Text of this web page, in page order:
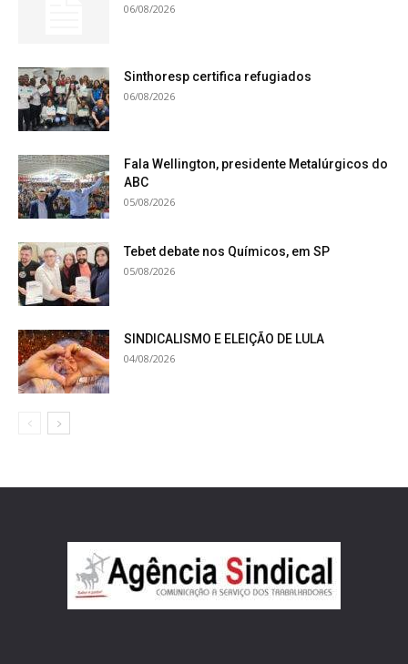
06/08/2026
Sinthoresp certifica refugiados
06/08/2026
Fala Wellington, presidente Metalúrgicos do
ABC
05/08/2026
Tebet debate nos Químicos, em SP
05/08/2026
SINDICALISMO E ELEIÇÃO DE LULA
04/08/2026